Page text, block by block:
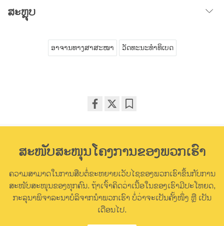
ສະຫຼຸບ
ອາຈານທາງສາສະໜາ ວັດທະນະທໍາທິເບດ
on
ສະໜັບສະໜຸນໂຄງການຂອງພວກເຮົາ
ຄວາມສາມາດໃນການສືບຕໍ່ຂະຫຍາຍເວັບໄຊຂອງພວກເຮົາຂຶ້ນກັບການ
ສະໜັບສະໜຸນຂອງທຸກຄົນ. ຖ້າເຈົ້າຄິດວ່າເນື້ອໃນຂອງເຮົາມີປະໂຫຍດ,
ກະລຸນາພິຈາລະນາບໍລິຈາກນຳພວກເຮົາ ບໍ່ວ່າຈະເປັນຄັ້ງໜຶ່ງ ຫຼື ເປັນ
ເດືອນໄປ.